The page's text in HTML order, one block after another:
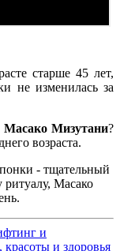
старше 45 лет,
не изменилась за
Масако Мизутани?
возраста.
- тщательный
ритуалу, Масако